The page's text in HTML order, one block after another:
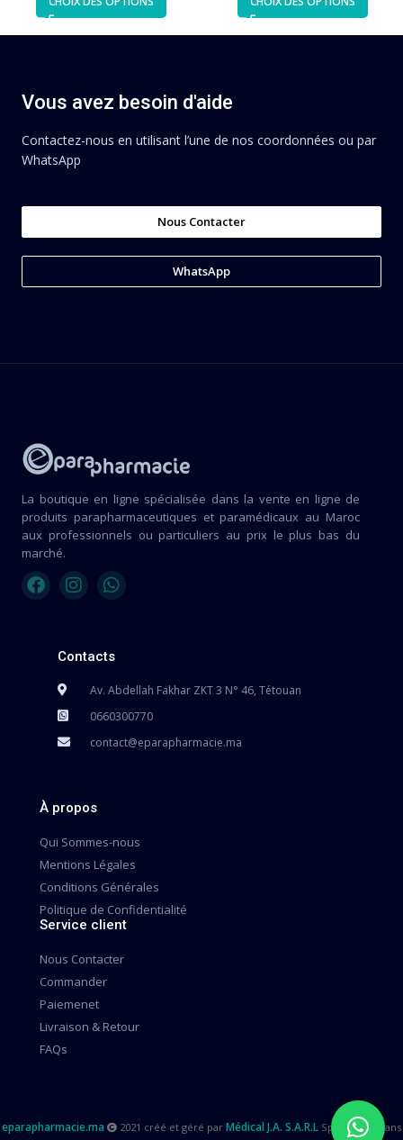
Vous avez besoin d'aide
Contactez-nous en utilisant l’une de nos coordonnées ou par
WhatsApp
Nous Contacter
WhatsApp
La boutique en ligne spécialisée dans la vente en ligne de
produits parapharmaceutiques et paramédicaux au Maroc
aux professionnels ou particuliers au prix le plus bas du
marché.
Contacts
Av. Abdellah Fakhar ZKT 3 N° 46, Tétouan
0660300770
contact@eparapharmacie.ma
À propos
Qui Sommes-nous
Mentions Légales
Conditions Générales
Politique de Confidentialité
Service client
Nous Contacter
Commander
Paiemenet
Livraison & Retour
FAQs
eparapharmacie.ma 2021 créé et géré par Médical J.A. S.A.R.L Spécialisée dans